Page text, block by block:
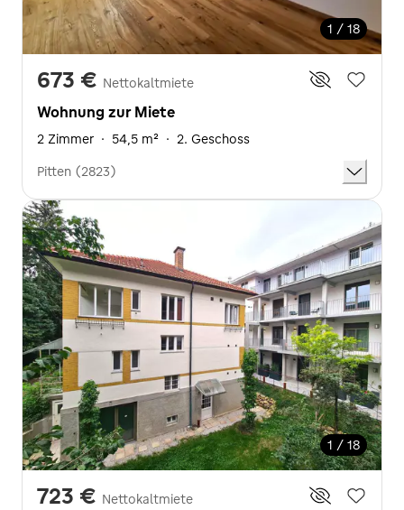
1 / 18
673 € Nettokaltmiete
Wohnung zur Miete
2 Zimmer · 54,5 m² · 2. Geschoss
Pitten (2823)
1 / 18
723 € Nettokaltmiete